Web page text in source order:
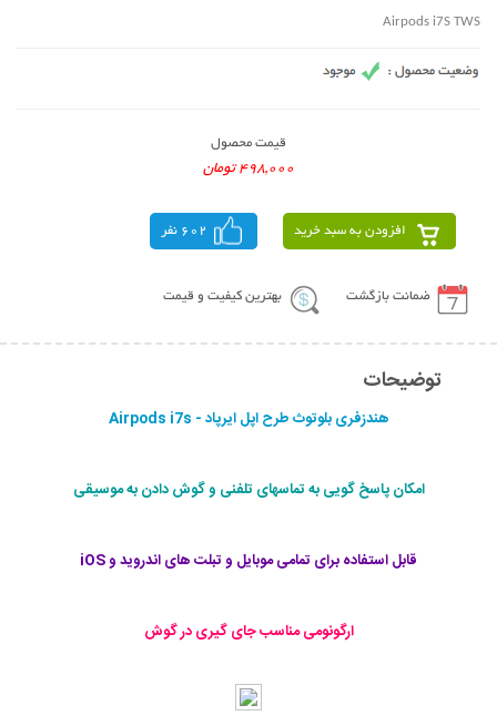
Airpods i7S TWS
قیمت محصول
498,000 تومان
افزودن به سبد خرید 602 نفر
ضمانت بازگشت بهترین کیفیت و قیمت
توضیحات
هندزفری بلوتوث طرح اپل ایرپاد - Airpods i7s
امکان پاسخ گویی به تماسهای تلفنی و گوش دادن به موسیقی
قابل استفاده برای تمامی موبایل و تبلت های اندروید و iOS
ارگونومی مناسب جای گیری در گوش